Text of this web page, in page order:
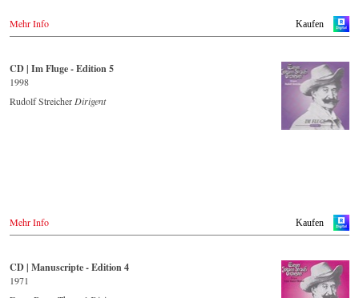
Kaufen
Mehr Info
CD | Im Fluge - Edition 5
1998
Rudolf Streicher Dirigent
Kaufen
Mehr Info
CD | Manuscripte - Edition 4
1971